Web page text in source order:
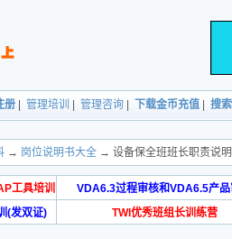
册 管理培训 管理咨询 下载金币充值 搜索
→ 岗位说明书大全 → 设备保全班班长职责说
工具培训
VDA6.3过程审核和VDA6.5产品
(发双证)
TWI优秀班组长训练营